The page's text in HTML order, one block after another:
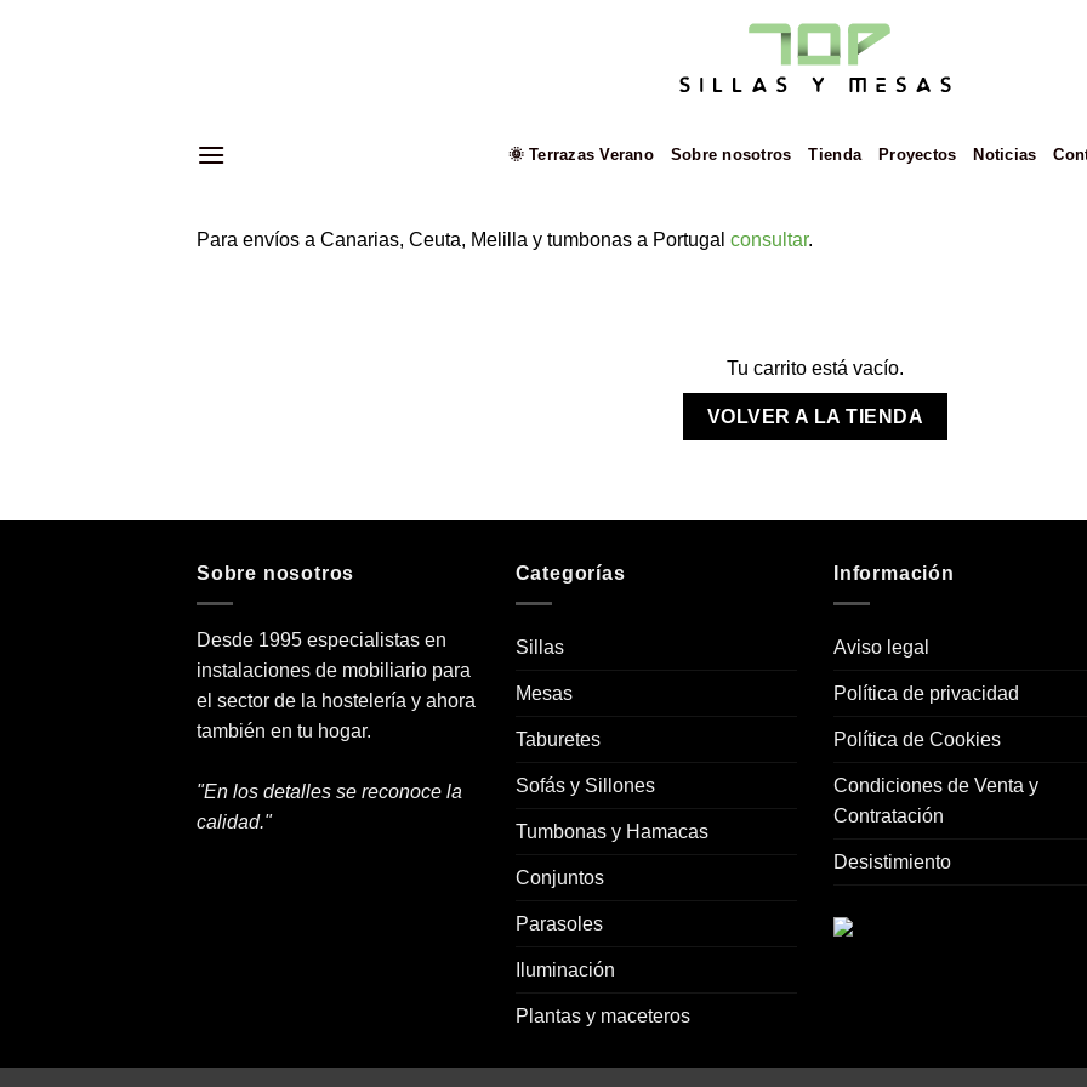
🌞 Terrazas Verano Sobre nosotros Tienda Proyectos Noticias
Para envíos a Canarias, Ceuta, Melilla y tumbonas a Portugal consultar.
Tu carrito está vacío.
VOLVER A LA TIENDA
Sobre nosotros
Desde 1995 especialistas en
instalaciones de mobiliario para
el sector de la hostelería y ahora
también en tu hogar.
"En los detalles se reconoce la
calidad."
Categorías
Sillas
Mesas
Taburetes
Sofás y Sillones
Tumbonas y Hamacas
Conjuntos
Parasoles
Iluminación
Plantas y maceteros
Información
Aviso legal
Política de privacidad
Política de Cookies
Condiciones de Venta y
Contratación
Desistimiento